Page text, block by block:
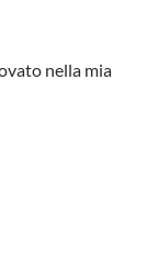
nella mia